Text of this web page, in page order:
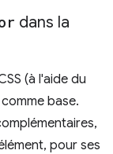
dans la
(à l'aide du
comme base.
pour ses